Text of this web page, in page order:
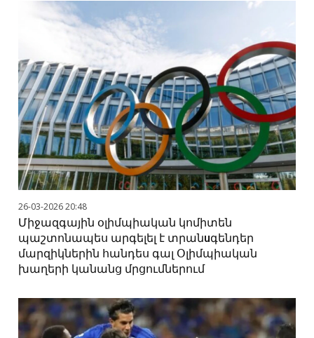
26-03-2026 20:48
Միջազգային օլիմպիական կոմիտեն
պաշտոնապես արգելել է տրանuգենդեր
մարզիկներին հանդես գալ Օլիմպիական
խաղերի կանանց մրցումներում